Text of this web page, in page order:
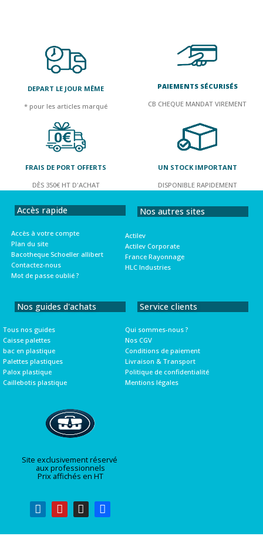
DEPART LE JOUR MÊME
* pour les articles marqué
PAIEMENTS SÉCURISÉS
CB CHEQUE MANDAT VIREMENT
FRAIS DE PORT OFFERTS
DÈS 350€ HT D'ACHAT
UN STOCK IMPORTANT
DISPONIBLE RAPIDEMENT
Accès rapide
Accès à votre compte
Plan du site
Bacotheque Schoeller allibert
Contactez-nous
Mot de passe oublié ?
Nos autres sites
Actilev
Actilev Corporate
France Rayonnage
HLC Industries
Nos guides d'achats
Tous nos guides
Caisse palettes
bac en plastique
Palettes plastiques
Palox plastique
Caillebotis plastique
Service clients
Qui sommes-nous ?
Nos CGV
Conditions de paiement
Livraison & Transport
Politique de confidentialité
Mentions légales
Site exclusivement réservé
aux professionnels
Prix affichés en HT